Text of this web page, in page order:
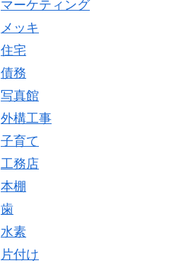
マーケティング
メッキ
住宅
債務
写真館
外構工事
子育て
工務店
本棚
歯
水素
片付け